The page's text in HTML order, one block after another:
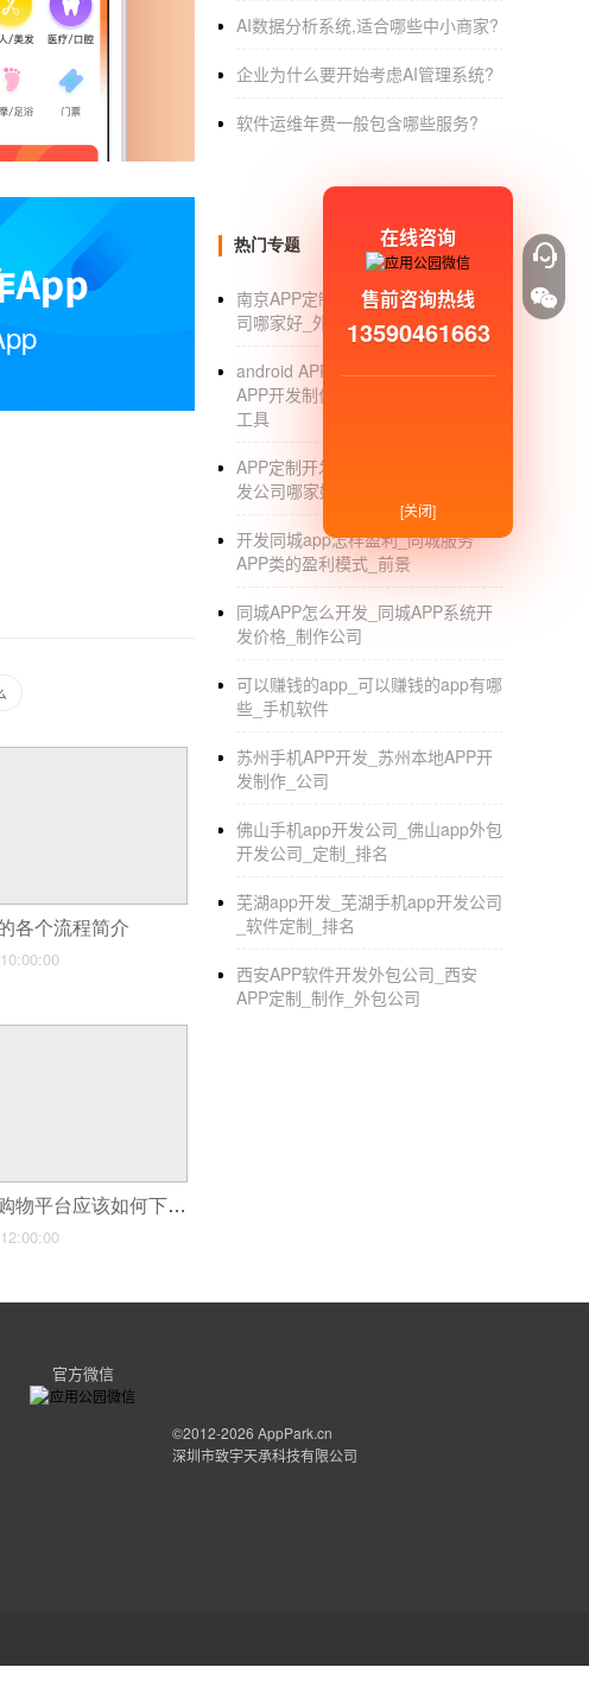
架前应该会先审核。如果你说的是名字叫“安
app上架安卓市场_安卓app开发上传
app开发公司
户认可后交付项目，同时交付项目源代码以
行上架到各大主流应用市场。一般项目启动
要早做准备。以上架到苹果appStore为例，
的申请要求。
重庆APP开发： 手机商城app开发
安卓益APP制作，都是一些很成熟的商
appstore；很多都是只管开发，不管上架，
app上架安卓市场_安卓app开发上传
怎么用源码开发APP
首先你需要有开发知识，之后下载专业工
了现在的APP开发大多会用到不同的几个工
如果你想简单的开发APP，快速的上手
平台不需要你会太专业的工具，一样的实现
各个流程简介
自建APP购物平台应该如何下手？
AI数据分析系统,适合哪些中小商家?
企业为什么要开始考虑AI管理系统?
软件运维年费一般包含哪些服务?
热门专题
南京APP定制_南京APP定制外包公
司哪家好_外包开发公司
android APP开发制作软件_android
APP开发制作软件哪个好_入门教程_
工具
APP定制开发公司_专业APP定制开
发公司哪家好_流程_价格
开发同城app怎样盈利_同城服务
APP类的盈利模式_前景
同城APP怎么开发_同城APP系统开
发价格_制作公司
可以赚钱的app_可以赚钱的app有哪
些_手机软件
苏州手机APP开发_苏州本地APP开
发制作_公司
佛山手机app开发公司_佛山app外包
开发公司_定制_排名
芜湖app开发_芜湖手机app开发公司
_软件定制_排名
西安APP软件开发外包公司_西安
APP定制_制作_外包公司
官方微信
©2012-2026 AppPark.cn
深圳市致宇天承科技有限公司
在线咨询
售前咨询热线
13590461663
[关闭]